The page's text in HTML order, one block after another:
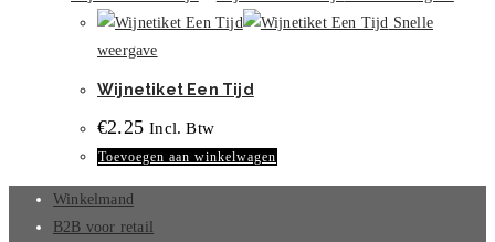
Snelle
weergave
Wijnetiket Een Tijd
€2.25 Incl. Btw
Toevoegen aan winkelwagen
Winkelmand
B2B voor retail